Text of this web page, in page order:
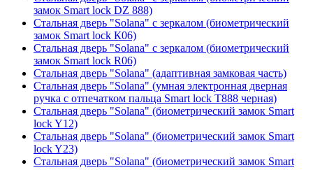
замок Smart lock DZ 888)
Стальная дверь "Solana" с зеркалом (биометрический
замок Smart lock К06)
Стальная дверь "Solana" с зеркалом (биометрический
замок Smart lock R06)
Стальная дверь "Solana" (адаптивная замковая часть)
Стальная дверь "Solana" (умная электронная дверная
ручка с отпечатком пальца Smart lock T888 черная)
Стальная дверь "Solana" (биометрический замок Smart
lock Y12)
Стальная дверь "Solana" (биометрический замок Smart
lock Y23)
Стальная дверь "Solana" (биометрический замок Smart